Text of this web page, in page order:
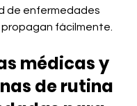
de enfermedades
fácilmente.
médicas y
de rutina